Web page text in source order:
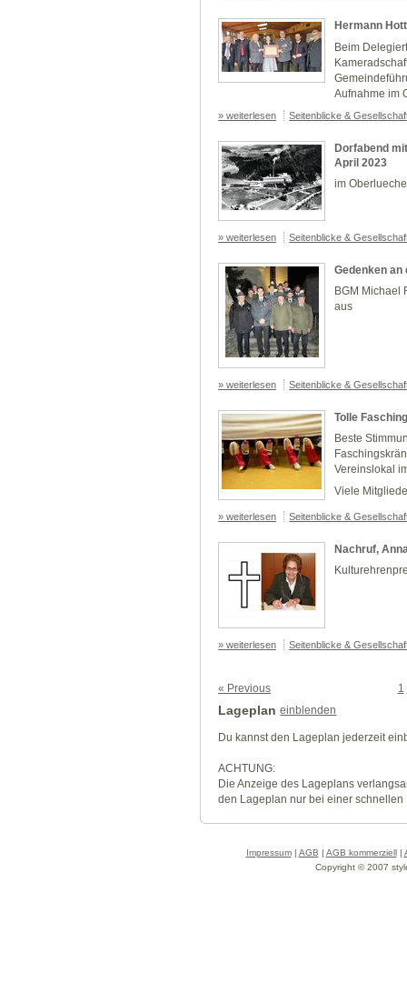
Hermann
Beim
Aufnahme im
» weiterlesen Seitenblicke &
Dorfabend
April 2023
im
» weiterlesen Seitenblicke &
Gedenken an
BGM Michael
aus
» weiterlesen Seitenblicke &
Tolle
Beste
Vereinslokal
Viele
» weiterlesen Seitenblicke &
Nachruf,
» weiterlesen Seitenblicke &
« Previous 1
Lageplan einblenden
Du kannst den Lageplan jederzeit
ACHTUNG:
Die Anzeige des Lageplans
den Lageplan nur bei einer
Impressum| AGB | AGB kommerziell|
Copyright © 2007